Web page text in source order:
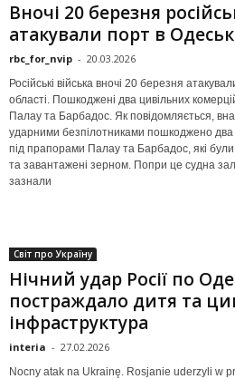
Вночі 20 березня
атакували порт в
rbc_for_nvip - 20.03.2026
Російські війська вночі 20 березня
області. Пошкоджені два цивільних
Палау та Барбадос. Як повідомляється,
ударними безпілотниками пошкоджено два
під прапорами Палау та Барбадос, які
та завантажені зерном. Попри це судна
зазнали
Світ про Україну
Нічний удар Росії по
постраждало дитя та
інфраструктура
interia - 27.02.2026
Nocny atak na Ukrainę. Rosjanie uderzyli w